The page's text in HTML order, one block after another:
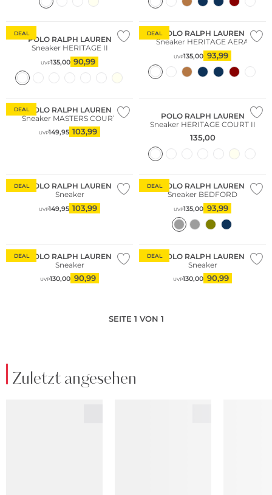
DEAL
POLO RALPH LAUREN
Sneaker HERITAGE II
UVP135,00 90,99
DEALPOLO RALPH LAUREN
Sneaker HERITAGE AERA
UVP135,00 93,99
DEALPOLO RALPH LAUREN
Sneaker MASTERS COURT
UVP149,95 103,99
POLO RALPH LAUREN
Sneaker HERITAGE COURT II
135,00
DEALPOLO RALPH LAUREN
Sneaker
UVP149,95 103,99
DEALPOLO RALPH LAUREN
Sneaker BEDFORD
UVP135,00 93,99
DEALPOLO RALPH LAUREN
Sneaker
UVP130,00 90,99
DEALPOLO RALPH LAUREN
Sneaker
UVP130,00 90,99
SEITE 1 VON 1
Zuletzt angesehen